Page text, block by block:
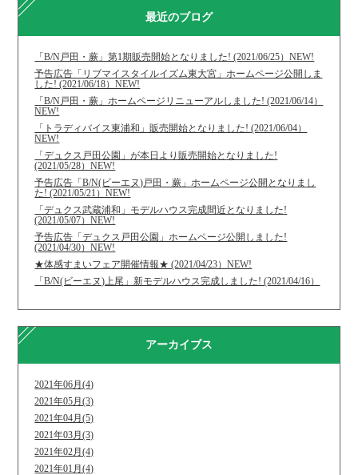
最近のブログ
「B/N戸田・蕨」第1期販売開始となりました! (2021/06/25）NEW!
予告広告「リブマイスタイルイズム東大宮」ホームページ公開しま
した! (2021/06/18）NEW!
「B/N戸田・蕨」ホームページリニューアルしました! (2021/06/14）
NEW!
「トラディバイス東浦和」販売開始となりました! (2021/06/04）
NEW!
「デュクス戸田公園」が本日より販売開始となりました!
(2021/05/28）NEW!
予告広告「B/N(ビーエヌ)戸田・蕨」ホームページ公開となりまし
た! (2021/05/21）NEW!
「デュクス武蔵浦和」モデルハウス完成間近となりました!
(2021/05/07）NEW!
予告広告「デュクス戸田公園」ホームページ公開しました!
(2021/04/30）NEW!
★体感すまいフェア開催情報★ (2021/04/23）NEW!
「B/N(ビーエヌ)上尾」新モデルハウス完成しました! (2021/04/16）
アーカイブス
2021年06月(4)
2021年05月(3)
2021年04月(5)
2021年03月(3)
2021年02月(4)
2021年01月(4)